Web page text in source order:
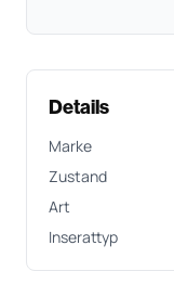
Details
Marke
Zustand
Art
Inserattyp